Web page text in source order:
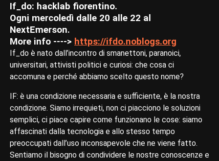
If_do: hacklab fiorentino.
Ogni mercoledì dalle 20 alle 22 al
NextEmerson.
More info ----> https://ifdo.noblogs.org
If_do è nato dall’incontro di smanettoni, paranoici,
universitari, attivisti politici e curiosi: che cosa ci
accomuna e perché abbiamo scelto questo nome?
IF: è una condizione necessaria e sufficiente, è la nostra
condizione. Siamo irrequieti, non ci piacciono le soluzioni
semplici, ci piace capire come funzionano le cose: siamo
affascinati dalla tecnologia e allo stesso tempo
preoccupati dall’uso inconsapevole che ne viene fatto.
Sentiamo il bisogno di condividere le nostre conoscenze e